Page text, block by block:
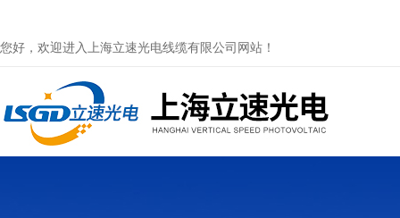
您好，欢迎进入上海立速光电线缆有限公司网站！